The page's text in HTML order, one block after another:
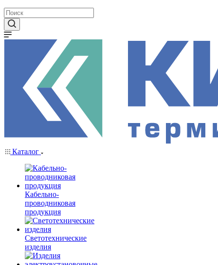
Каталог
Кабельно-
проводниковая
продукция
Светотехнические
изделия